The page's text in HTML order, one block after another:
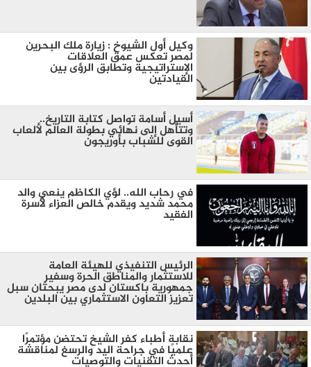
وكيل أول الشيوخ : زيارة ملك البحرين
لمصر تعكس عمق العلاقات
الإستراتيجية وتطابق الرؤى بين
القيادتين
أسيل أسامة تواصل كتابة التاريخ..
وتتأهل إلى نهائي بطولة العالم لألعاب
القوى للشباب بأوريجون
في رحاب الله.. لؤي الكاظم ينعي والد
محمد شديد ويقدم خالص العزاء لأسرة
الفقيد
الرئيس التنفيذي للهيئة العامة
للاستثمار والمناطق الحرة وسفير
جمهورية باكستان لدى مصر يبحثان سبل
تعزيز التعاون الاستثماري بين البلدين
نقابة أطباء كفر الشيخ تحتضن مؤتمرًا
علميًا في جراحة اليد والرسغ لمناقشة
أحدث التقنيات والتوصيات